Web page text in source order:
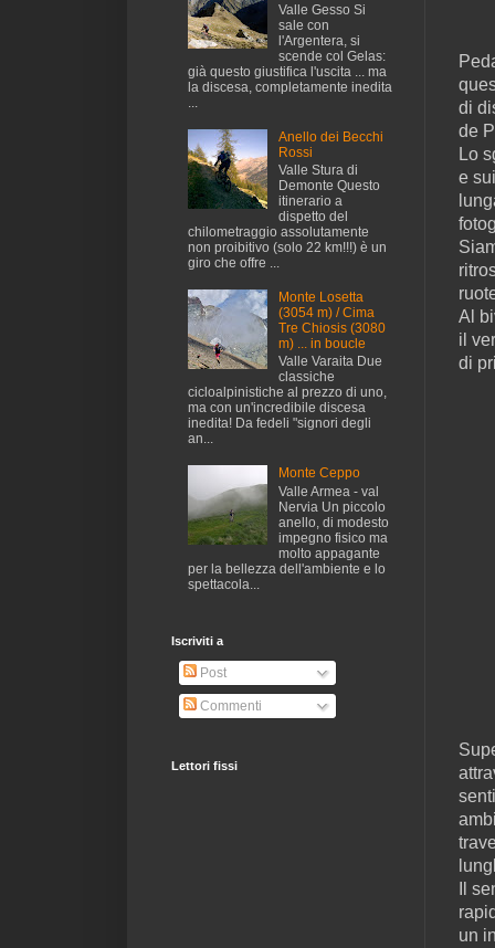
di
de
Lo
e
Al
il
di
Il
un
Valle Gesso Si
sale con
l'Argentera, si
scende col Gelas:
già questo giustifica l'uscita ... ma
la discesa, completamente inedita
...
Anello dei Becchi
Rossi
Valle Stura di
Demonte Questo
itinerario a
dispetto del
chilometraggio assolutamente
non proibitivo (solo 22 km!!!) è un
giro che offre ...
Monte Losetta
(3054 m) / Cima
Tre Chiosis (3080
m) ... in boucle
Valle Varaita Due
classiche
cicloalpinistiche al prezzo di uno,
ma con un'incredibile discesa
inedita! Da fedeli "signori degli
an...
Monte Ceppo
Valle Armea - val
Nervia Un piccolo
anello, di modesto
impegno fisico ma
molto appagante
per la bellezza dell'ambiente e lo
spettacola...
Iscriviti a
Post
Commenti
Lettori fissi